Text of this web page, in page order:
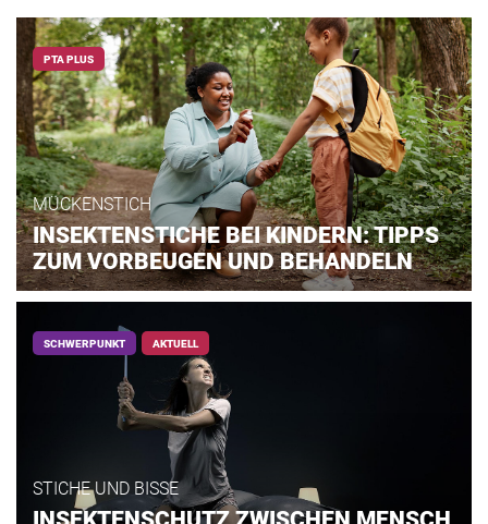
PTA PLUS
MÜCKENSTICH
INSEKTENSTICHE BEI KINDERN: TIPPS
ZUM VORBEUGEN UND BEHANDELN
SCHWERPUNKT AKTUELL
STICHE UND BISSE